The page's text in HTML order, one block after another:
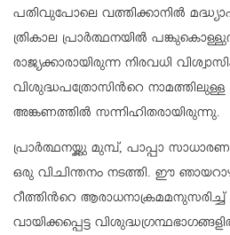
പതിവുപോലെ വത്തിക്കാനിൽ
ത്രികാല പ്രാർത്ഥനയിൽ
രാജ്യക്കാരായിരുന്ന നിരവധി
വിശുദ്ധപത്രോസിൻറെ
അങ്കണത്തിൽ സന്നിഹിതരായിരുന്നു.
പ്രാർത്ഥനയ്ക്കു മുമ്പ്, പാപ്പാ
ഒരു വിചിന്തനം നടത്തി. ഈ
റീത്തിൻറെ ആരാധനാക്രമമനുസരിച്ച്
വായിക്കപ്പെട്ട